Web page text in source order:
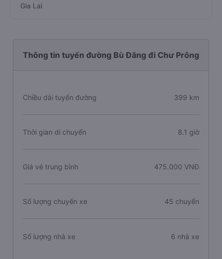
Gia Lai
Thông tin tuyến đường Bù Đăng đi Chư Prông
Chiều dài tuyến đường 399 km
Thời gian di chuyển 8.1 giờ
Giá vé trung bình 475.000 VNĐ
Số lượng chuyến xe 45 chuyến
Số lượng nhà xe 6 nhà xe